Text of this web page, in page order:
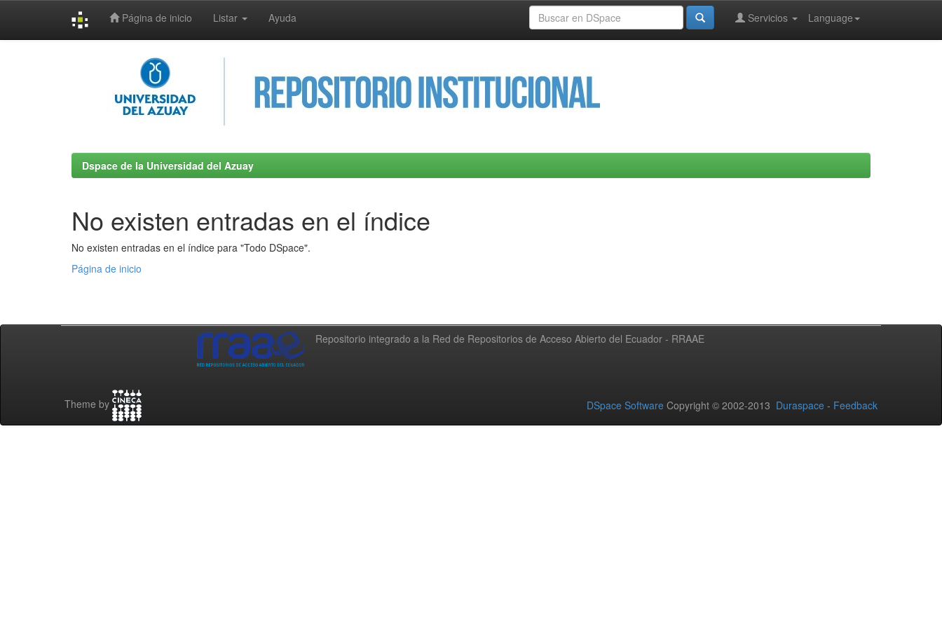
Página de inicio Listar Ayuda Language
Servicios
Dspace de la Universidad del Azuay
No existen entradas en el índice
No existen entradas en el índice para "Todo DSpace".
Página de inicio
Repositorio integrado a la Red de Repositorios de Acceso Abierto del Ecuador - RRAAE
Theme by DSpace Software Copyright © 2002-2013 Duraspace - Feedback